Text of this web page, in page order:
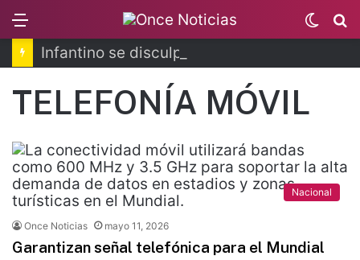
Switch
skin
TELEFONÍA MÓVIL
Nacional
Once Noticias mayo 11, 2026
Garantizan señal telefónica para el Mundial